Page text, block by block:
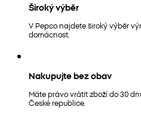
Široký výběr
V Pepco najdete široký výběr
domácnost.
Nakupujte bez obav
Máte právo vrátit zboží do 30
České republice.